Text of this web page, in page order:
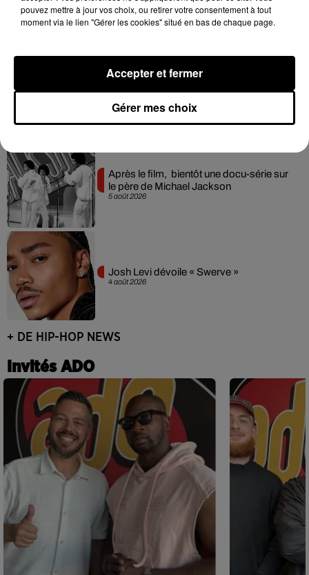
7 août 2026
6 août 2026
Franglish et Keblack dévoilent une
session live surprise
5 août 2026
Après le film, bientôt une docu-série sur
le père de Michael Jackson
4 août 2026
Josh Levi dévoile « Swerve »
+ DE HIP-HOP NEWS
Invités ADO
pouvez mettre à jour vos choix, ou retirer votre consentement à tout
moment via le lien "Gérer les cookies" situé en bas de chaque page.
Gérer mes choix
Accepter et fermer